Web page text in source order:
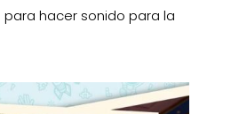
para hacer sonido para la